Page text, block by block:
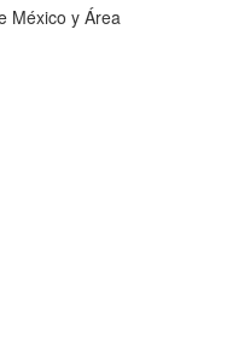
México y Área